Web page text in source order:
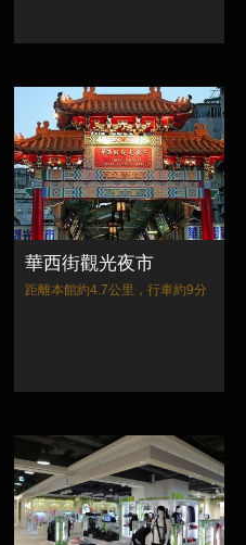
華西街觀光夜市
距離本館約4.7公里，行車約9分